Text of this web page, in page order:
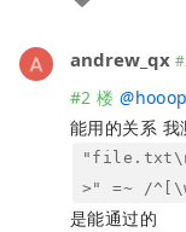
andrew_qx
#2 楼 @
能用的关系 我
>" =~ /
是能通过的